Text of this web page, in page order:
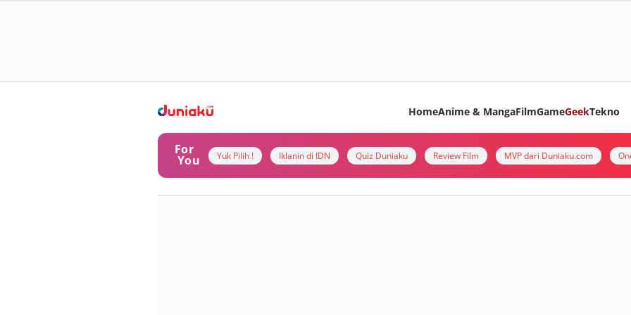
HomeAnime & MangaFilmGameGeekTekno
For
You Yuk Pilih ! Iklanin di IDN Quiz Duniaku Review Film MVP dari Duniaku.com